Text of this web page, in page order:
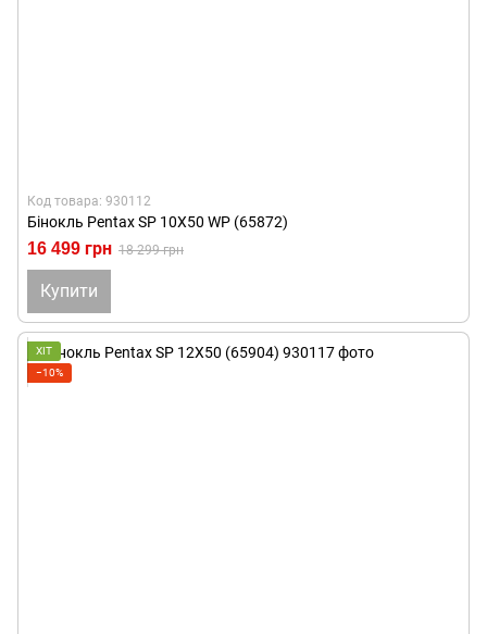
Код товара: 930112
Бінокль Pentax SP 10X50 WP (65872)
16 499 грн 18 299 грн
Купити
ХІТ
−10%